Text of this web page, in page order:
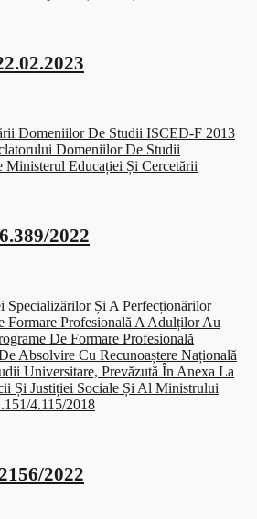
Domeniilor De Studii ISCED-F 2013
Domeniilor De Studii
Ministerul Educației Și Cercetării
2022
Specializărilor Și A Perfecționărilor
Formare Profesională A Adulților Au
De Formare Profesională
Absolvire Cu Recunoaștere Națională
Universitare, Prevăzută În Anexa La
Și Justiției Sociale Și Al Ministrului
4.115/2018
2022